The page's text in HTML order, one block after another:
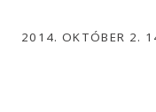
2014. OKTÓBER 2.